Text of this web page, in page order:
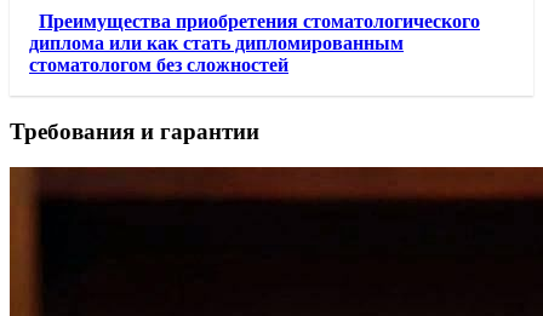
Преимущества приобретения стоматологического
диплома или как стать дипломированным
стоматологом без сложностей
Требования и гарантии